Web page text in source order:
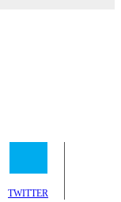
TWITTER